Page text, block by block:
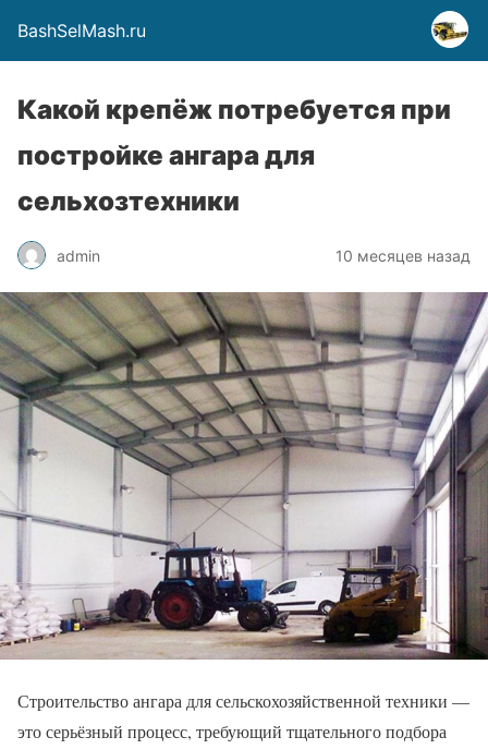
BashSelMash.ru
Какой крепёж потребуется при
постройке ангара для
сельхозтехники
admin 10 месяцев назад
Строительство ангара для сельскохозяйственной техники —
это серьёзный процесс, требующий тщательного подбора